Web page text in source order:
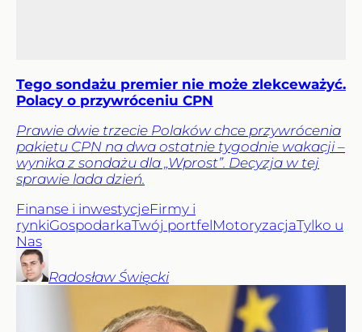
Tego sondażu premier nie może zlekceważyć.
Polacy o przywróceniu CPN
Prawie dwie trzecie Polaków chce przywrócenia
pakietu CPN na dwa ostatnie tygodnie wakacji –
wynika z sondażu dla „Wprost”. Decyzja w tej
sprawie lada dzień.
Finanse i inwestycjeFirmy i
rynkiGospodarkaTwój portfelMotoryzacjaTylko u
Nas
Radosław Święcki